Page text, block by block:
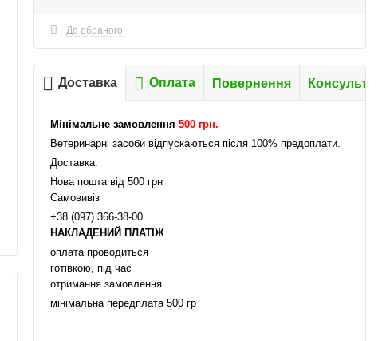
До обраного
Доставка Оплата Повернення
Мінімальне замовлення 500 грн.
Ветеринарні засоби відпускаються після 100% предоплати.
Доставка:
Нова пошта від 500 грн
Самовивіз
+38 (097) 366-38-00
НАКЛАДЕНИЙ ПЛАТІЖ
оплата проводиться
готівкою, під час
отримання замовлення
мінімальна передплата 500 гр